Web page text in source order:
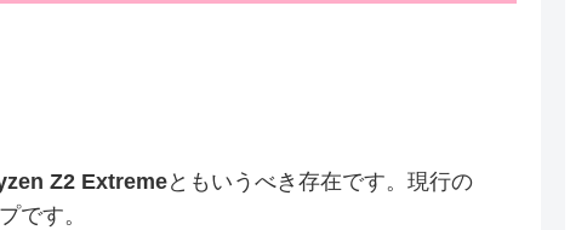
Z2 Extremeともいうべき存在です。現行の
です。